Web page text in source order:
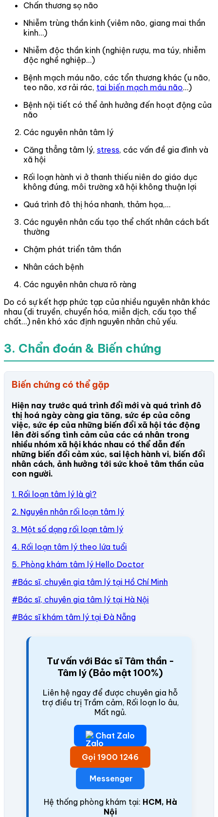
Chấn thương sọ não
Nhiễm trùng thần kinh (viêm não, giang mai thần
kinh…)
Nhiễm độc thần kinh (nghiện rượu, ma túy, nhiễm
độc nghề nghiệp…)
Bệnh mạch máu não, các tổn thương khác (u não,
teo não, xơ rải rác, tai biến mạch máu não…)
Bệnh nội tiết có thể ảnh hưởng đến hoạt động của
não
Các nguyên nhân tâm lý
Căng thẳng tâm lý, stress, các vấn đề gia đình và
xã hội
Rối loạn hành vi ở thanh thiếu niên do giáo dục
không đúng, môi trường xã hội không thuận lợi
Quá trình đô thị hóa nhanh, thảm họa,…
Các nguyên nhân cấu tạo thể chất nhân cách bất
thường
Chậm phát triển tâm thần
Nhân cách bệnh
Các nguyên nhân chưa rõ ràng
Do có sự kết hợp phức tạp của nhiều nguyên nhân khác
nhau (di truyền, chuyển hóa, miễn dịch, cấu tạo thể
chất…) nên khó xác định nguyên nhân chủ yếu.
3. Chẩn đoán & Biến chứng
Biến chứng có thể gặp
Hiện nay trước quá trình đổi mới và quá trình đô
thị hoá ngày càng gia tăng, sức ép của công
việc, sức ép của những biến đổi xã hội tác động
lên đời sống tình cảm của các cá nhân trong
nhiều nhóm xã hội khác nhau có thể dẫn đến
những biến đổi cảm xúc, sai lệch hành vi, biến đổi
nhân cách, ảnh hưởng tới sức khoẻ tâm thần của
con người.
1. Rối loạn tâm lý là gì?
2. Nguyên nhân rối loạn tâm lý
3. Một số dạng rối loạn tâm lý
4. Rối loạn tâm lý theo lứa tuổi
5. Phòng khám tâm lý Hello Doctor
#Bác sĩ, chuyên gia tâm lý tại Hồ Chí Minh
#Bác sĩ, chuyên gia tâm lý tại Hà Nội
#Bác sĩ khám tâm lý tại Đà Nẵng
Tư vấn với Bác sĩ Tâm thần -
Tâm lý (Bảo mật 100%)
Liên hệ ngay để được chuyên gia hỗ
trợ điều trị Trầm cảm, Rối loạn lo âu,
Mất ngủ.
Chat Zalo
Gọi 1900 1246
Messenger
Hệ thống phòng khám tại: HCM, Hà
Nội